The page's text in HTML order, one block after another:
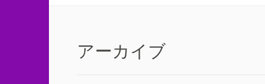
アーカイブ